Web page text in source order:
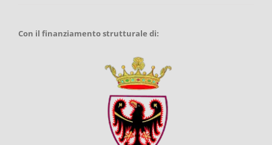
Con il finanziamento strutturale di: